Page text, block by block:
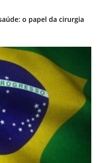
o papel da cirurgia